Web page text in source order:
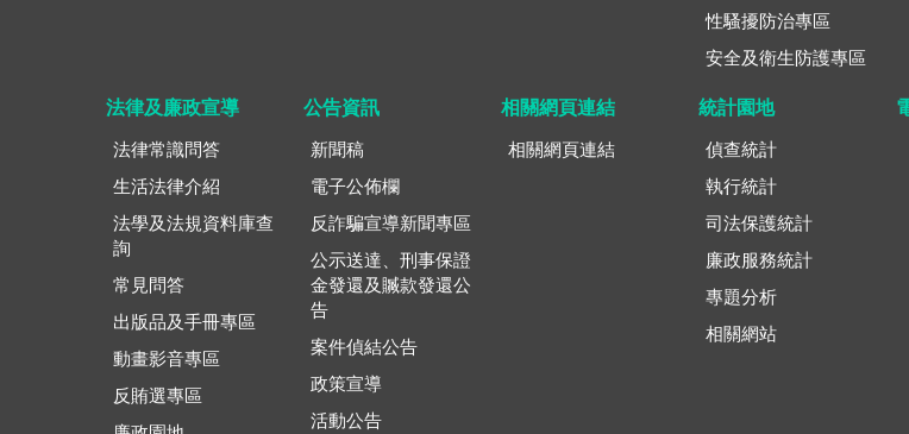
性騷擾防治專區
安全及衛生防護專區
法律及廉政宣導
法律常識問答
生活法律介紹
法學及法規資料庫查
詢
常見問答
出版品及手冊專區
動畫影音專區
反賄選專區
公告資訊
新聞稿
電子公佈欄
反詐騙宣導新聞專區
公示送達、刑事保證
金發還及贓款發還公
告
案件偵結公告
政策宣導
活動公告
相關網頁連結
相關網頁連結
統計園地
偵查統計
執行統計
司法保護統計
廉政服務統計
專題分析
相關網站